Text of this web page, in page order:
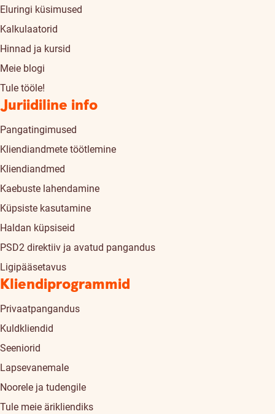
Eluringi küsimused
Kalkulaatorid
Hinnad ja kursid
Meie blogi
Tule tööle!
Juriidiline info
Pangatingimused
Kliendiandmete töötlemine
Kliendiandmed
Kaebuste lahendamine
Küpsiste kasutamine
Haldan küpsiseid
PSD2 direktiiv ja avatud pangandus
Ligipääsetavus
Kliendiprogrammid
Privaatpangandus
Kuldkliendid
Seeniorid
Lapsevanemale
Noorele ja tudengile
Tule meie ärikliendiks